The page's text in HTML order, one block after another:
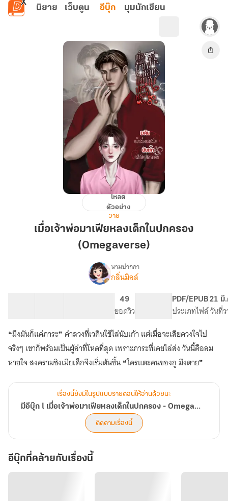
ข้ามไปยังเนื้อหาหลัก
นิยาย เว็บตูน อีบุ๊ก มุมนักเขียน
พ่อ
ปกครอง
โหลด
ตัวอย่าง
วาย
เมื่อเจ้าพ่อมาเฟียหลงเด็กในปกครอง
(Omegaverse)
เรื่อง
อี
บุ๊ก
l
เมื่อ
เจ้า
พ่อ
มาเฟีย
หลง
ใน
ปกครอง
-
Omegaverse
นามปากกา
กลิ่นมิลล์
49
ยอดวิว
PDF/EPUB
ประเภทไฟล์
21 มี
วันที่
❝มึงมันก็แค่ภาระ❞ คำลวงที่เวคินใช้ไล่นับเก้า แต่เมื่อจะเสียดวงใจไป
จริงๆ เขาก็พร้อมเป็นผู้ล่าที่โหดที่สุด เพราะภาระที่เคยไล่ส่ง วันนี้คือลม
หายใจ สงครามชิงเมียเด็กจึงเริ่มต้นขึ้น ❝ใครแตะคนของกู มึงตาย❞
เรื่องนี้ยังมีในรูปแบบรายตอนให้อ่านด้วยนะ
มีอีบุ๊ก l เมื่อเจ้าพ่อมาเฟียหลงเด็กในปกครอง - Omegaverse
ติดตามเรื่องนี้
อีบุ๊กที่คล้ายกับเรื่องนี้